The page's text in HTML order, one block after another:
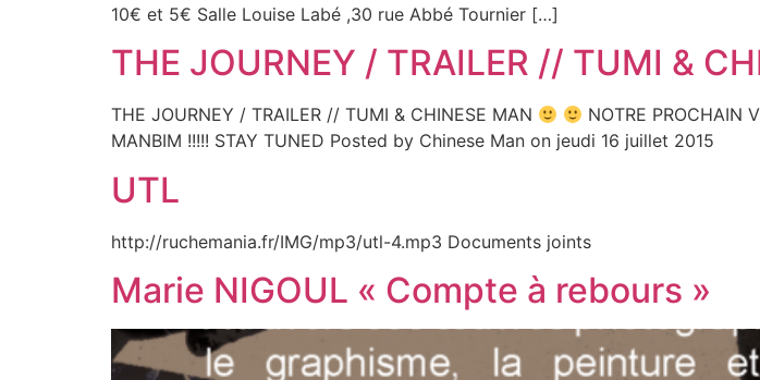
10€ et 5€ Salle Louise Labé ,30 rue Abbé Tournier […]
THE JOURNEY / TRAILER // TUMI &
THE JOURNEY / TRAILER // TUMI & CHINESE MAN
NOTRE PROCHAIN
MANBIM !!!!! STAY TUNED Posted by Chinese Man on jeudi 16 juillet 2015
UTL
http://ruchemania.fr/IMG/mp3/utl-4.mp3 Documents joints
Marie NIGOUL « Compte à rebours »